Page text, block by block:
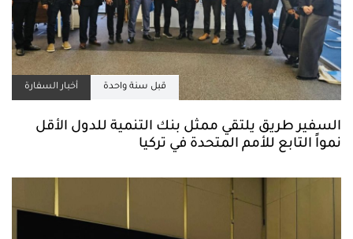
قبل سنة واحدة أخبار السفارة
السفير طريق يلتقي ممثل بنك التنمية للدول الأقل
نمواً التابع للأمم المتحدة في تركيا